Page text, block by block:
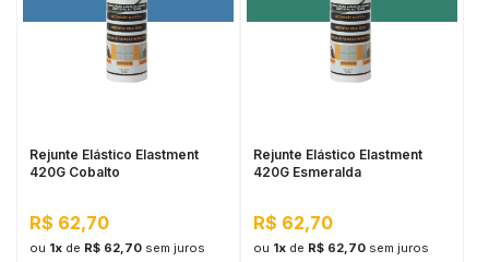
Rejunte Elástico Elastment
420G Cobalto
R$ 62,70
ou 1xde R$ 62,70 sem juros
Rejunte Elástico Elastment
420G Esmeralda
R$ 62,70
ou 1xde R$ 62,70 sem juros